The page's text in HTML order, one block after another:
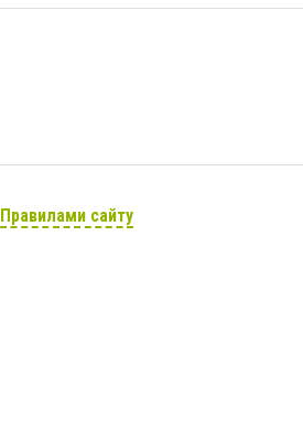
Правилами сайту